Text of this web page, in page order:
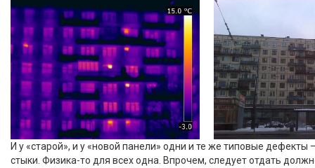
И у «старой», и у «новой панели» одни и те же типовые
стыки. Физика-то для всех одна. Впрочем, следует отдать